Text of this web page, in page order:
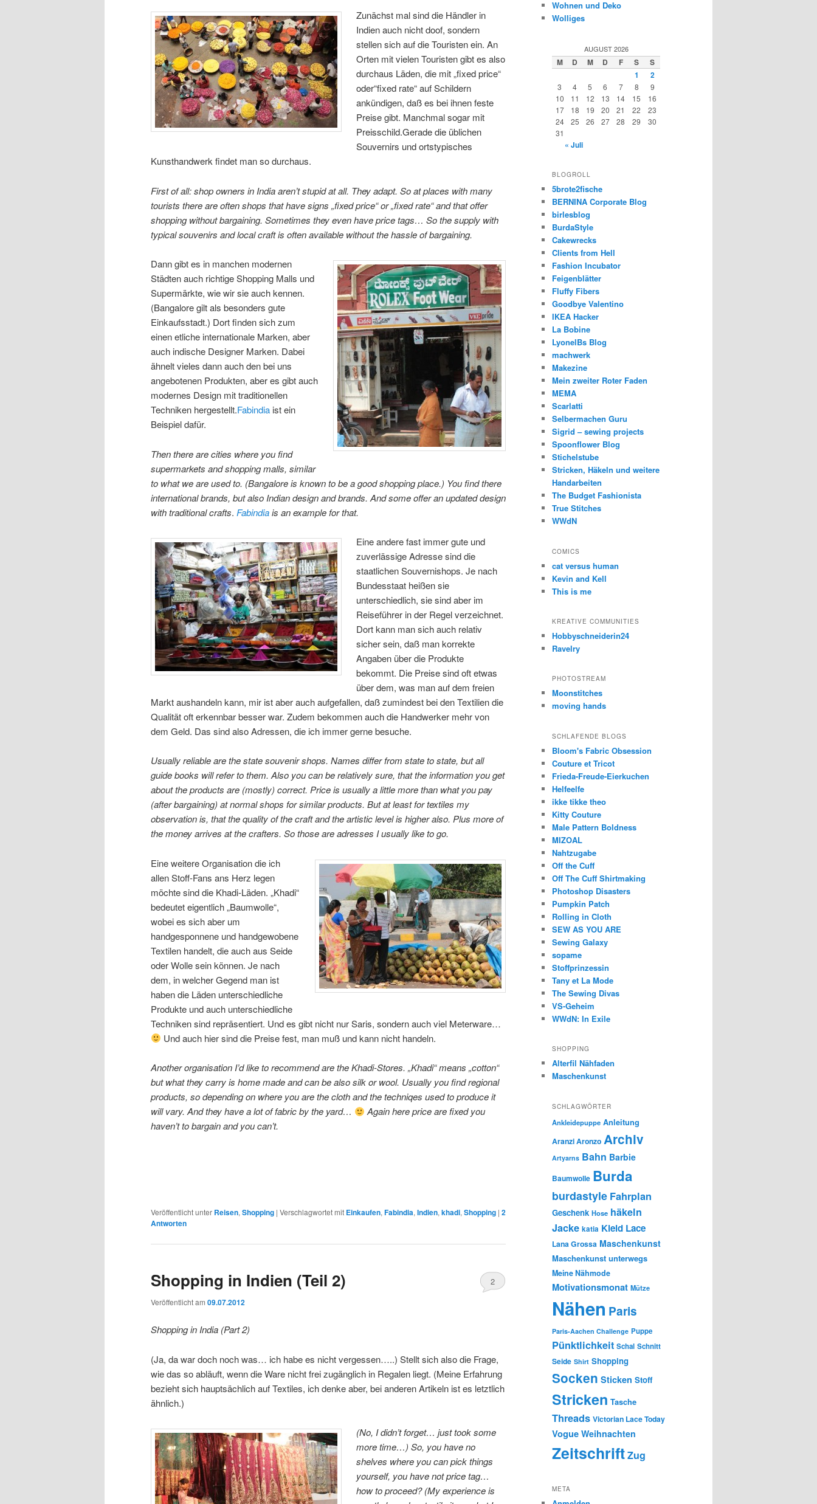
Zunächst mal sind die Händler in
Indien auch nicht doof, sondern
stellen sich auf die Touristen ein. An
Orten mit vielen Touristen gibt es also
durchaus Läden, die mit „fixed price“
oder“fixed rate“ auf Schildern
ankündigen, daß es bei ihnen feste
Preise gibt. Manchmal sogar mit
Preisschild.Gerade die üblichen
Souvernirs und ortstypisches
Kunsthandwerk findet man so durchaus.
First of all: shop owners in India aren’t stupid at all. They adapt. So at places with many
tourists there are often shops that have signs „fixed price“ or „fixed rate“ and that offer
shopping without bargaining. Sometimes they even have price tags… So the supply with
typical souvenirs and local craft is often available without the hassle of bargaining.
Dann gibt es in manchen modernen
Städten auch richtige Shopping Malls und
Supermärkte, wie wir sie auch kennen.
(Bangalore gilt als besonders gute
Einkaufsstadt.) Dort finden sich zum
einen etliche internationale Marken, aber
auch indische Designer Marken. Dabei
ähnelt vieles dann auch den bei uns
angebotenen Produkten, aber es gibt auch
modernes Design mit traditionellen
Techniken hergestellt.Fabindia ist ein
Beispiel dafür.
Then there are cities where you find
supermarkets and shopping malls, similar
to what we are used to. (Bangalore is known to be a good shopping place.) You find there
international brands, but also Indian design and brands. And some offer an updated design
with traditional crafts. Fabindiais an example for that.
Eine andere fast immer gute und
zuverlässige Adresse sind die
staatlichen Souvernishops. Je nach
Bundesstaat heißen sie
unterschiedlich, sie sind aber im
Reiseführer in der Regel verzeichnet.
Dort kann man sich auch relativ
sicher sein, daß man korrekte
Angaben über die Produkte
bekommt. Die Preise sind oft etwas
über dem, was man auf dem freien
Markt aushandeln kann, mir ist aber auch aufgefallen, daß zumindest bei den Textilien die
Qualität oft erkennbar besser war. Zudem bekommen auch die Handwerker mehr von
dem Geld. Das sind also Adressen, die ich immer gerne besuche.
Usually reliable are the state souvenir shops. Names differ from state to state, but all
guide books will refer to them. Also you can be relatively sure, that the information you get
about the products are (mostly) correct. Price is usually a little more than what you pay
(after bargaining) at normal shops for similar products. But at least for textiles my
observation is, that the quality of the craft and the artistic level is higher also. Plus more of
the money arrives at the crafters. So those are adresses I usually like to go.
Eine weitere Organisation die ich
allen Stoff-Fans ans Herz legen
möchte sind die Khadi-Läden. „Khadi“
bedeutet eigentlich „Baumwolle“,
wobei es sich aber um
handgesponnene und handgewobene
Textilen handelt, die auch aus Seide
oder Wolle sein können. Je nach
dem, in welcher Gegend man ist
haben die Läden unterschiedliche
Produkte und auch unterschiedliche
Techniken sind repräsentiert. Und es gibt nicht nur Saris, sondern auch viel Meterware…
Und auch hier sind die Preise fest, man muß und kann nicht handeln.
Another organisation I’d like to recommend are the Khadi-Stores. „Khadi“ means „cotton“
but what they carry is home made and can be also silk or wool. Usually you find regional
products, so depending on where you are the cloth and the techniqes used to produce it
will vary. And they have a lot of fabric by the yard…
Again here price are fixed you
haven’t to bargain and you can’t.
Veröffentlicht unter Reisen, Shopping | Verschlagwortet mit Einkaufen, Fabindia, Indien, khadi, Shopping | 2
Antworten
Shopping in Indien (Teil 2)
Veröffentlicht am 09.07.2012
2
Shopping in India (Part 2)
(Ja, da war doch noch was… ich habe es nicht vergessen…..) Stellt sich also die Frage,
wie das so abläuft, wenn die Ware nicht frei zugänglich in Regalen liegt. (Meine Erfahrung
bezieht sich hauptsächlich auf Textiles, ich denke aber, bei anderen Artikeln ist es letztlich
ähnlich.)
(No, I didn’t forget… just took some
more time…) So, you have no
shelves where you can pick things
yourself, you have not price tag…
how to proceed? (My experience is
Wohnen und Deko
Wolliges
AUGUST 2026
M D M D F S
S
1
2
3 4 5 6 7 8
9
10
11 12 13 14 15
16
17
18 19 20 21 22
23
24
25 26 27 28 29
30
31
« Juli
BLOGROLL
5brote2fische
BERNINA Corporate Blog
birlesblog
BurdaStyle
Cakewrecks
Clients from Hell
Fashion Incubator
Feigenblätter
Fluffy Fibers
Goodbye Valentino
IKEA Hacker
La Bobine
LyonelBs Blog
machwerk
Makezine
Mein zweiter Roter Faden
MEMA
Scarlatti
Selbermachen Guru
Sigrid – sewing projects
Spoonflower Blog
Stichelstube
Stricken, Häkeln und weitere
Handarbeiten
The Budget Fashionista
True Stitches
WWdN
COMICS
cat versus human
Kevin and Kell
This is me
KREATIVE COMMUNITIES
Hobbyschneiderin24
Ravelry
PHOTOSTREAM
Moonstitches
moving hands
SCHLAFENDE BLOGS
Bloom's Fabric Obsession
Couture et Tricot
Frieda-Freude-Eierkuchen
Helfeelfe
ikke tikke theo
Kitty Couture
Male Pattern Boldness
MIZOAL
Nahtzugabe
Off the Cuff
Off The Cuff Shirtmaking
Photoshop Disasters
Pumpkin Patch
Rolling in Cloth
SEW AS YOU ARE
Sewing Galaxy
sopame
Stoffprinzessin
Tany et La Mode
The Sewing Divas
VS-Geheim
WWdN: In Exile
SHOPPING
Alterfil Nähfaden
Maschenkunst
SCHLAGWÖRTER
Ankleidepuppe Anleitung
Aranzi Aronzo Archiv
Artyarns Bahn Barbie
Baumwolle Burda
burdastyle Fahrplan
Geschenk Hose häkeln
Jacke katia Kleid Lace
Lana Grossa Maschenkunst
Maschenkunst unterwegs
Meine Nähmode
Motivationsmonat Mütze
Nähen Paris
Paris-Aachen Challenge Puppe
Pünktlichkeit Schal Schnitt
Seide Shirt Shopping
Socken Sticken Stoff
Stricken Tasche
Threads Victorian Lace Today
Vogue Weihnachten
ZeitschriftZug
META